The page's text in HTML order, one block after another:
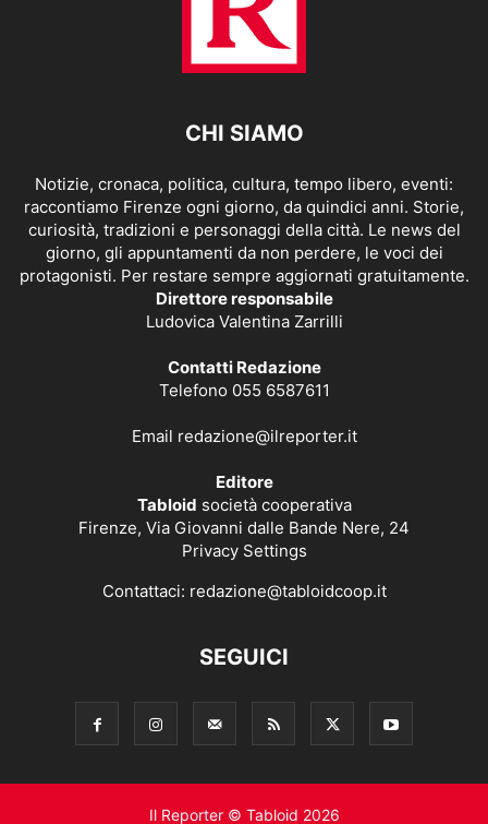
CHI SIAMO
Notizie, cronaca, politica, cultura, tempo libero, eventi:
raccontiamo Firenze ogni giorno, da quindici anni. Storie,
curiosità, tradizioni e personaggi della città. Le news del
giorno, gli appuntamenti da non perdere, le voci dei
protagonisti. Per restare sempre aggiornati gratuitamente.
Direttore responsabile
Ludovica Valentina Zarrilli
Contatti Redazione
Telefono 055 6587611
Email redazione@ilreporter.it
Editore
Tabloid società cooperativa
Firenze, Via Giovanni dalle Bande Nere, 24
Privacy Settings
Contattaci: redazione@tabloidcoop.it
SEGUICI
Il Reporter © Tabloid 2026